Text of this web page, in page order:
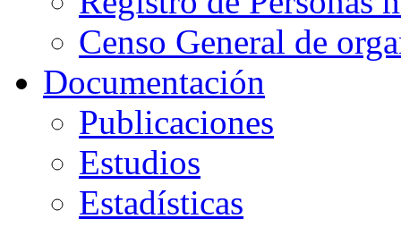
Censo General de
Documentación
Publicaciones
Estudios
Estadísticas